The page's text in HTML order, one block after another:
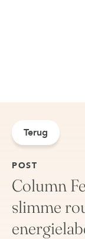
Terug
POST
Column
slimme